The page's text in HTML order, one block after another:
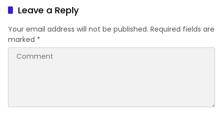
Wujud Nyata Kepedulian
Polri Hadir untuk
Masyarakat
Leave a Reply
Your email address will not be published. Required fields are
marked *